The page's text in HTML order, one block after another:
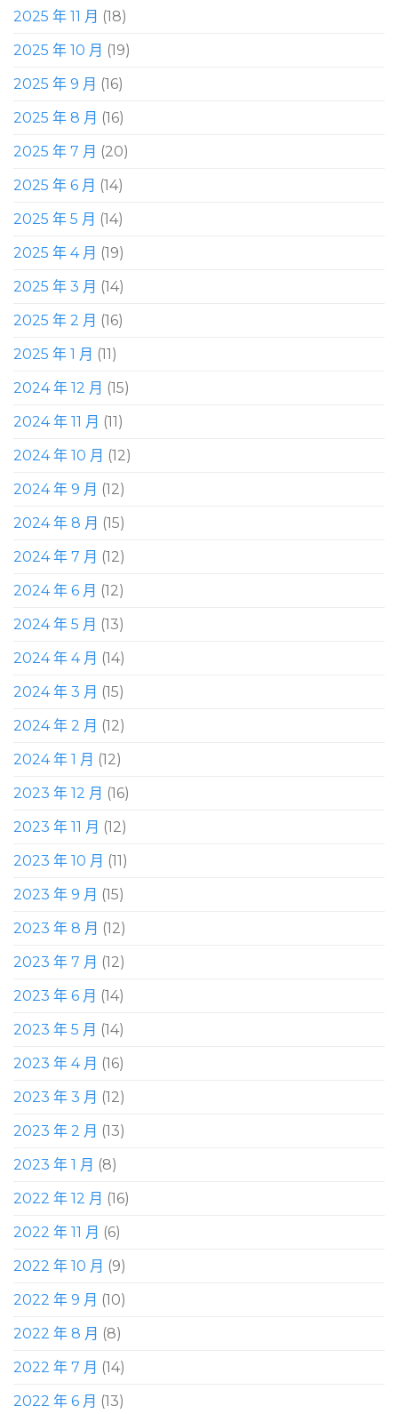
2025 年 11 月 (18)
2025 年 10 月 (19)
2025 年 9 月 (16)
2025 年 8 月 (16)
2025 年 7 月 (20)
2025 年 6 月 (14)
2025 年 5 月 (14)
2025 年 4 月 (19)
2025 年 3 月 (14)
2025 年 2 月 (16)
2025 年 1 月 (11)
2024 年 12 月 (15)
2024 年 11 月 (11)
2024 年 10 月 (12)
2024 年 9 月 (12)
2024 年 8 月 (15)
2024 年 7 月 (12)
2024 年 6 月 (12)
2024 年 5 月 (13)
2024 年 4 月 (14)
2024 年 3 月 (15)
2024 年 2 月 (12)
2024 年 1 月 (12)
2023 年 12 月 (16)
2023 年 11 月 (12)
2023 年 10 月 (11)
2023 年 9 月 (15)
2023 年 8 月 (12)
2023 年 7 月 (12)
2023 年 6 月 (14)
2023 年 5 月 (14)
2023 年 4 月 (16)
2023 年 3 月 (12)
2023 年 2 月 (13)
2023 年 1 月 (8)
2022 年 12 月 (16)
2022 年 11 月 (6)
2022 年 10 月 (9)
2022 年 9 月 (10)
2022 年 8 月 (8)
2022 年 7 月 (14)
2022 年 6 月 (13)